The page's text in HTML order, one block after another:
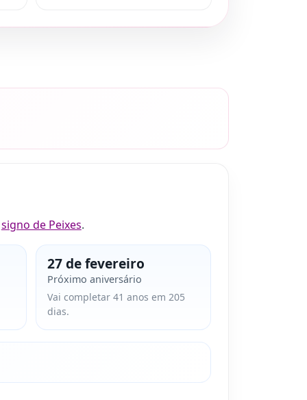
signo de Peixes.
27 de fevereiro
Próximo aniversário
Vai completar 41 anos em 205
dias.